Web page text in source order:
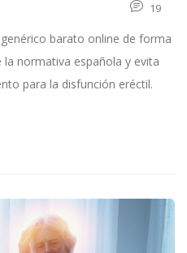
19
barato online de forma
normativa española y evita
para la disfunción eréctil.